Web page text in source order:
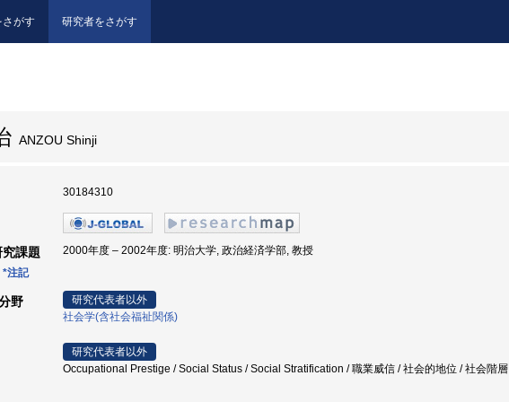
さがす 研究者をさがす
ANZOU Shinji
30184310
課題
*注記
2000年度 – 2002年度: 明治大学, 政治経済学部, 教授
野
研究代表者以外
社会学(含社会福祉関係)
研究代表者以外
Occupational Prestige / Social Status / Social Stratification / 職業威信 / 社会的地位 / 社会階層